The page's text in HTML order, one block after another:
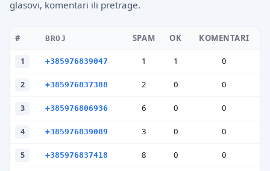
glasovi, komentari ili pretrage.
# BROJ SPAM OK KOMENTARI
1 +385976839047 1 1 0
2 +385976837388 2 0 0
3 +385976806936 6 0 0
4 +385976839089 3 0 0
5 +385976837418 8 0 0